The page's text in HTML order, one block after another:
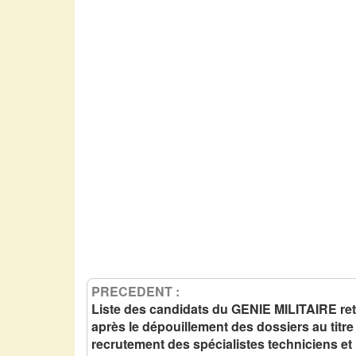
PRECEDENT :
Liste des candidats du GENIE MILITAIRE
après le dépouillement des dossiers au
recrutement des spécialistes techniciens et